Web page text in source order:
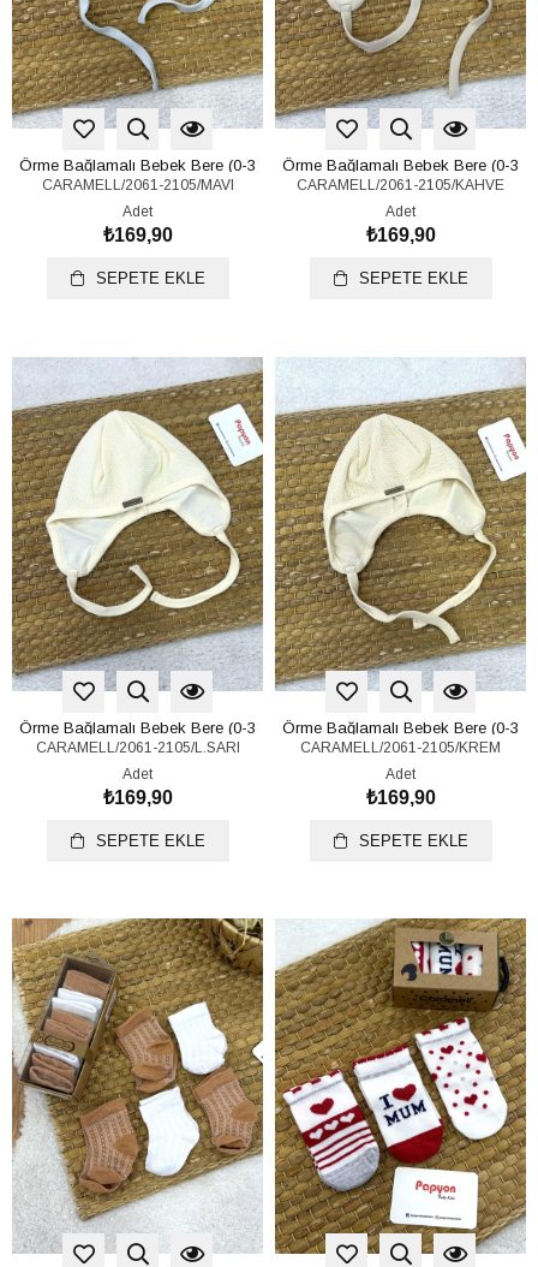
Örme Bağlamalı Bebek Bere (0-3
Ay)
CARAMELL/2061-2105/MAVI
Adet
₺169,90
SEPETE EKLE
Örme Bağlamalı Bebek Bere (0-3
Ay)
CARAMELL/2061-2105/KAHVE
Adet
₺169,90
SEPETE EKLE
Örme Bağlamalı Bebek Bere (0-3
Ay)
CARAMELL/2061-2105/L.SARI
Adet
₺169,90
SEPETE EKLE
Örme Bağlamalı Bebek Bere (0-3
Ay)
CARAMELL/2061-2105/KREM
Adet
₺169,90
SEPETE EKLE